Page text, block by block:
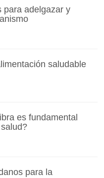
para adelgazar y
saludable
es fundamental
para la